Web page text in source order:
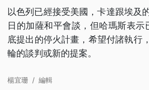
以色列已經接受美國，卡達跟埃及
日的加薩和平會談，但哈瑪斯表示
底提出的停火計畫，希望付諸執行
輪的談判或新的提案。
楊宜珊 / 編輯